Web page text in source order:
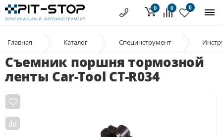
0 0
0
Главная Каталог Специнструмент
Съемник поршня тормозной
ленты Car-Tool CT-R034